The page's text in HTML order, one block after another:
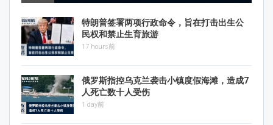
特朗普签署两项行政命令，旨在打击出生公
民权和禁止生育旅游
17 hours前
俄罗斯指控乌克兰袭击小镇度假海滩，造成7
人死亡数十人受伤
1 day前